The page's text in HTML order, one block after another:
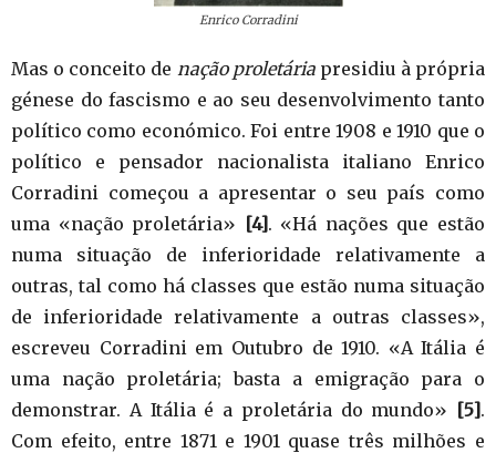
Enrico Corradini
Mas o conceito de nação proletáriapresidiu à própria
génese do fascismo e ao seu desenvolvimento tanto
político como económico. Foi entre 1908 e 1910 que o
político e pensador nacionalista italiano Enrico
Corradini começou a apresentar o seu país como
uma «nação proletária»
[4] . «Há nações que estão
numa situação de inferioridade relativamente a
outras, tal como há classes que estão numa situação
de inferioridade relativamente a outras classes»,
escreveu Corradini em Outubro de 1910. «A Itália é
uma nação proletária; basta a emigração para o
demonstrar. A Itália é a proletária do mundo»
[5] .
Com efeito, entre 1871 e 1901 quase três milhões e